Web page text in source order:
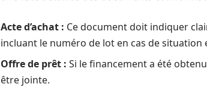
Acte d’achat : Ce document doit indiquer
incluant le numéro de lot en cas de situation
Offre de prêt : Si le financement a été
être jointe.